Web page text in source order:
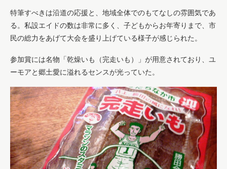
特筆すべきは沿道の応援と、地域全体でのもてなしの雰囲気であ
る。私設エイドの数は非常に多く、子どもからお年寄りまで、市
民の総力をあげて大会を盛り上げている様子が感じられた。
参加賞には名物「乾燥いも（完走いも）」が用意されており、ユ
ーモアと郷土愛に溢れるセンスが光っていた。